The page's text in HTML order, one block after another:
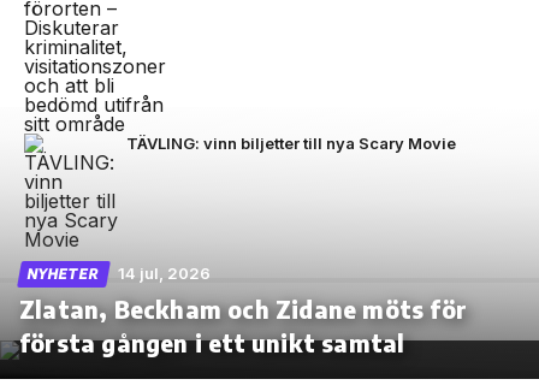
TÄVLING: vinn biljetter till nya Scary Movie
NYHETER 14 jul, 2026
Zlatan, Beckham och Zidane möts för
första gången i ett unikt samtal